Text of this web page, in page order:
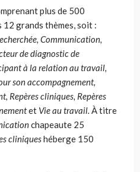
plus de 500
grands thèmes, soit :
Communication,
de diagnostic de
à la relation au travail,
son accompagnement,
Repères cliniques, Repères
et Vie au travail. À titre
chapeaute 25
cliniqueshéberge 150